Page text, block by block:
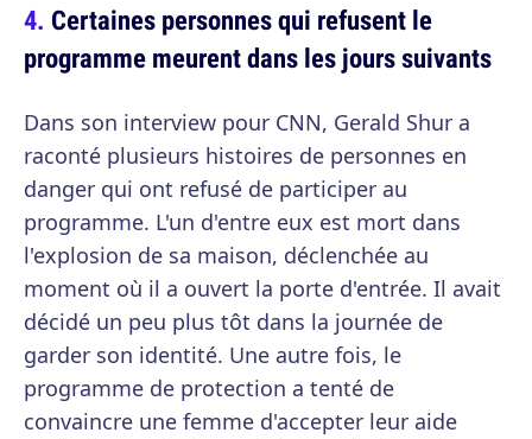
Certaines personnes qui refusent le
programme meurent dans les jours suivants
Dans son interview pour CNN, Gerald Shur a
raconté plusieurs histoires de personnes en
danger qui ont refusé de participer au
programme. L'un d'entre eux est mort dans
l'explosion de sa maison, déclenchée au
moment où il a ouvert la porte d'entrée. Il avait
décidé un peu plus tôt dans la journée de
garder son identité. Une autre fois, le
programme de protection a tenté de
convaincre une femme d'accepter leur aide